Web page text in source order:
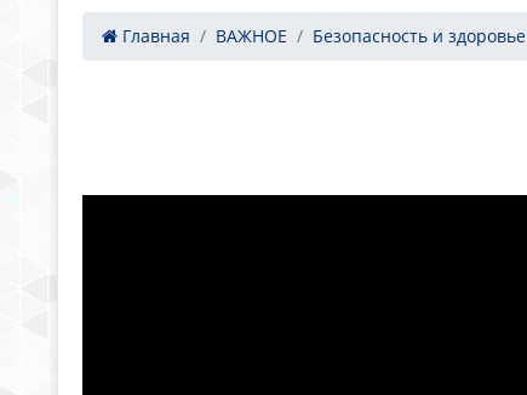
Главная ВАЖНОЕ Безопасность и здоровье